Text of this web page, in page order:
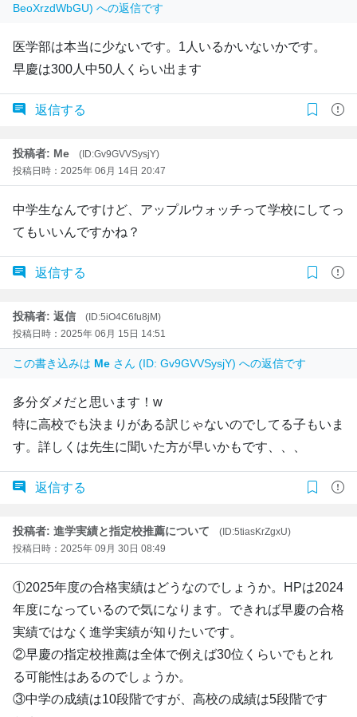
BeoXrzdWbGU) への返信です
医学部は本当に少ないです。1人いるかいないかです。
早慶は300人中50人くらい出ます
返信する
投稿者: Me
(ID:Gv9GVVSysjY)
投稿日時：2025年 06月 14日 20:47
中学生なんですけど、アップルウォッチって学校にしてっ
てもいいんですかね？
返信する
投稿者: 返信
(ID:5iO4C6fu8jM)
投稿日時：2025年 06月 15日 14:51
この書き込みは Me さん (ID: Gv9GVVSysjY) への返信です
多分ダメだと思います！w
特に高校でも決まりがある訳じゃないのでしてる子もいま
す。詳しくは先生に聞いた方が早いかもです、、、
返信する
投稿者: 進学実績と指定校推薦について
(ID:5tiasKrZgxU)
投稿日時：2025年 09月 30日 08:49
①2025年度の合格実績はどうなのでしょうか。HPは2024
年度になっているので気になります。できれば早慶の合格
実績ではなく進学実績が知りたいです。
②早慶の指定校推薦は全体で例えば30位くらいでもとれ
る可能性はあるのでしょうか。
③中学の成績は10段階ですが、高校の成績は5段階です